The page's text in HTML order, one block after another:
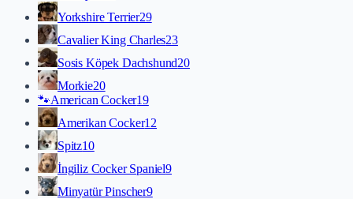
Yorkshire Terrier29
Cavalier King Charles23
Sosis Köpek Dachshund20
Morkie20
🐾American Cocker19
Amerikan Cocker12
Spitz10
İngiliz Cocker Spaniel9
Minyatür Pinscher9